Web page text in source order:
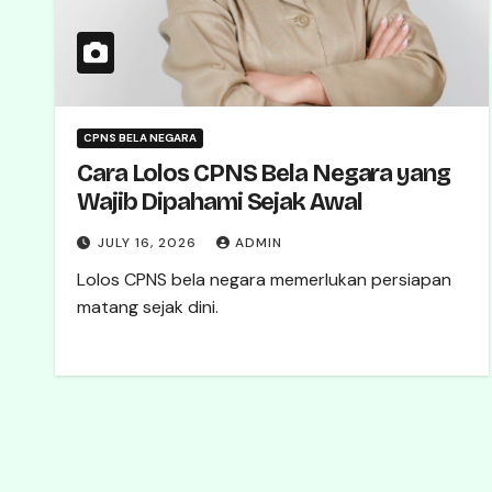
CPNS BELA NEGARA
Cara Lolos CPNS Bela Negara yang
Wajib Dipahami Sejak Awal
JULY 16, 2026 ADMIN
Lolos CPNS bela negara memerlukan persiapan
matang sejak dini.